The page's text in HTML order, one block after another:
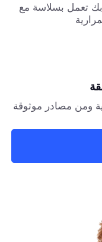
بك تعمل بسلاسة مع
ومن مصادر موثوقة